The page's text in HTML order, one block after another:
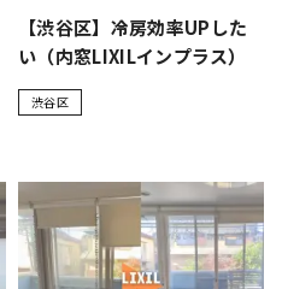
【渋谷区】冷房効率UPした
い（内窓LIXILインプラス）
渋谷区